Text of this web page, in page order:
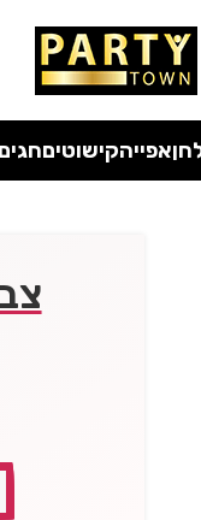
אפייהקישוטיםחגים